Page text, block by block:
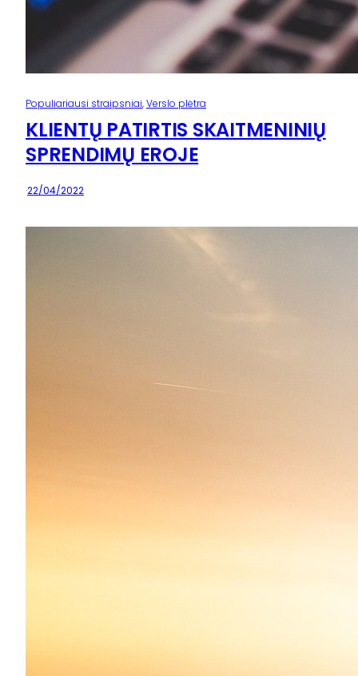
Populiariausi straipsniai, Verslo plėtra
KLIENTŲ PATIRTIS SKAITMENINIŲ
SPRENDIMŲ EROJE
·22/04/2022